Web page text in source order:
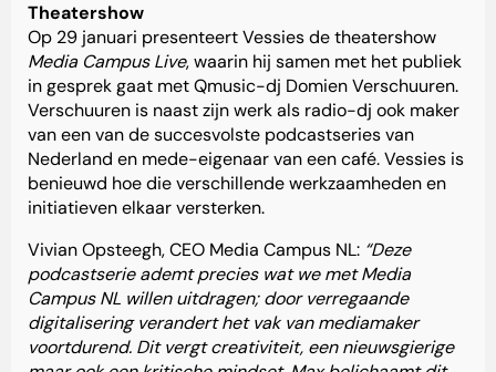
Theatershow
Op 29 januari presenteert Vessies de theatershow
Media Campus Live, waarin hij samen met het publiek
in gesprek gaat met Qmusic-dj Domien Verschuuren.
Verschuuren is naast zijn werk als radio-dj ook maker
van een van de succesvolste podcastseries van
Nederland en mede-eigenaar van een café. Vessies is
benieuwd hoe die verschillende werkzaamheden en
initiatieven elkaar versterken.
Vivian Opsteegh, CEO Media Campus NL: “Deze
podcastserie ademt precies wat we met Media
Campus NL willen uitdragen; door verregaande
digitalisering verandert het vak van mediamaker
voortdurend. Dit vergt creativiteit, een nieuwsgierige